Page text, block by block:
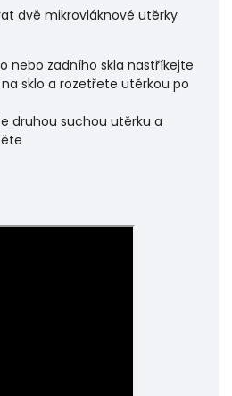
dvě mikrovláknové utěrky
nebo zadního skla nastříkejte
sklo a rozetřete utěrkou po
druhou suchou utěrku a